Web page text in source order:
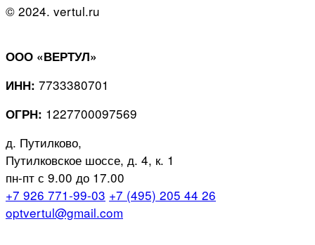
© 2024. vertul.ru
ООО «ВЕРТУЛ»
ИНН: 7733380701
ОГРН: 1227700097569
д. Путилково,
Путилковское шоссе, д. 4, к. 1
пн-пт с 9.00 до 17.00
+7 926 771-99-03 +7 (495) 205 44 26
optvertul@gmail.com